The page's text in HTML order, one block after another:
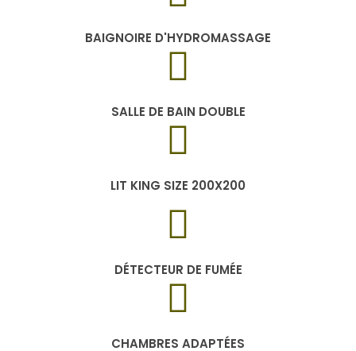
BAIGNOIRE D'HYDROMASSAGE
SALLE DE BAIN DOUBLE
LIT KING SIZE 200X200
DÉTECTEUR DE FUMÉE
CHAMBRES ADAPTÉES